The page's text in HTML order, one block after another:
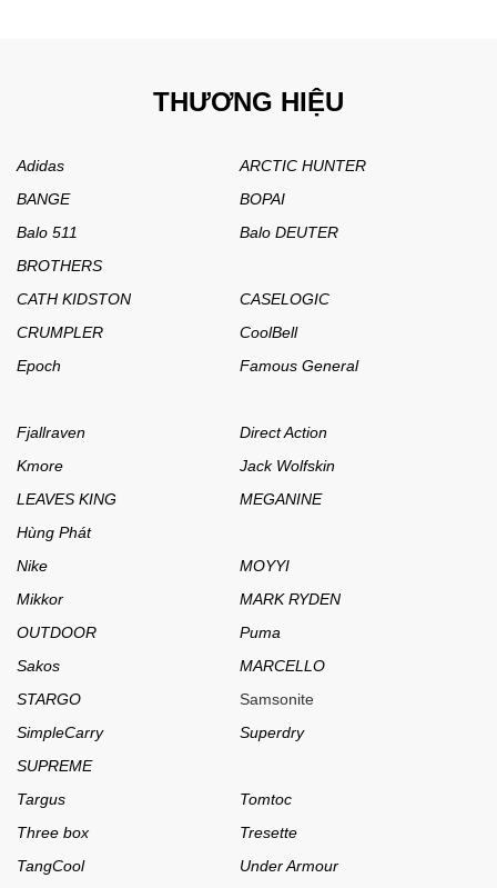
THƯƠNG HIỆU
Adidas
ARCTIC HUNTER
BANGE
BOPAI
Balo 511
Balo DEUTER
BROTHERS
CATH KIDSTON
CASELOGIC
CRUMPLER
CoolBell
Epoch
Famous General
Fjallraven
Direct Action
Kmore
Jack Wolfskin
LEAVES KING
MEGANINE
Hùng Phát
Nike
MOYYI
Mikkor
MARK RYDEN
OUTDOOR
Puma
Sakos
MARCELLO
STARGO
Samsonite
SimpleCarry
Superdry
SUPREME
Targus
Tomtoc
Three box
Tresette
TangCool
Under Armour